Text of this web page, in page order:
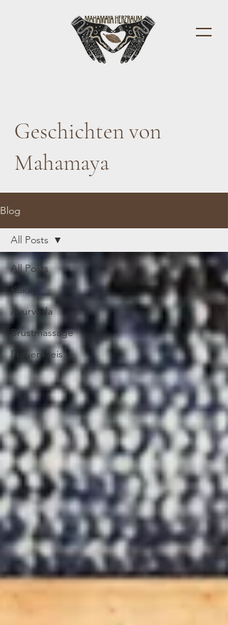
Geschichten von
Mahamaya
Blog
All Posts
Kakao
Ayurveda
Brustmassage
Frauenkreis
All Posts